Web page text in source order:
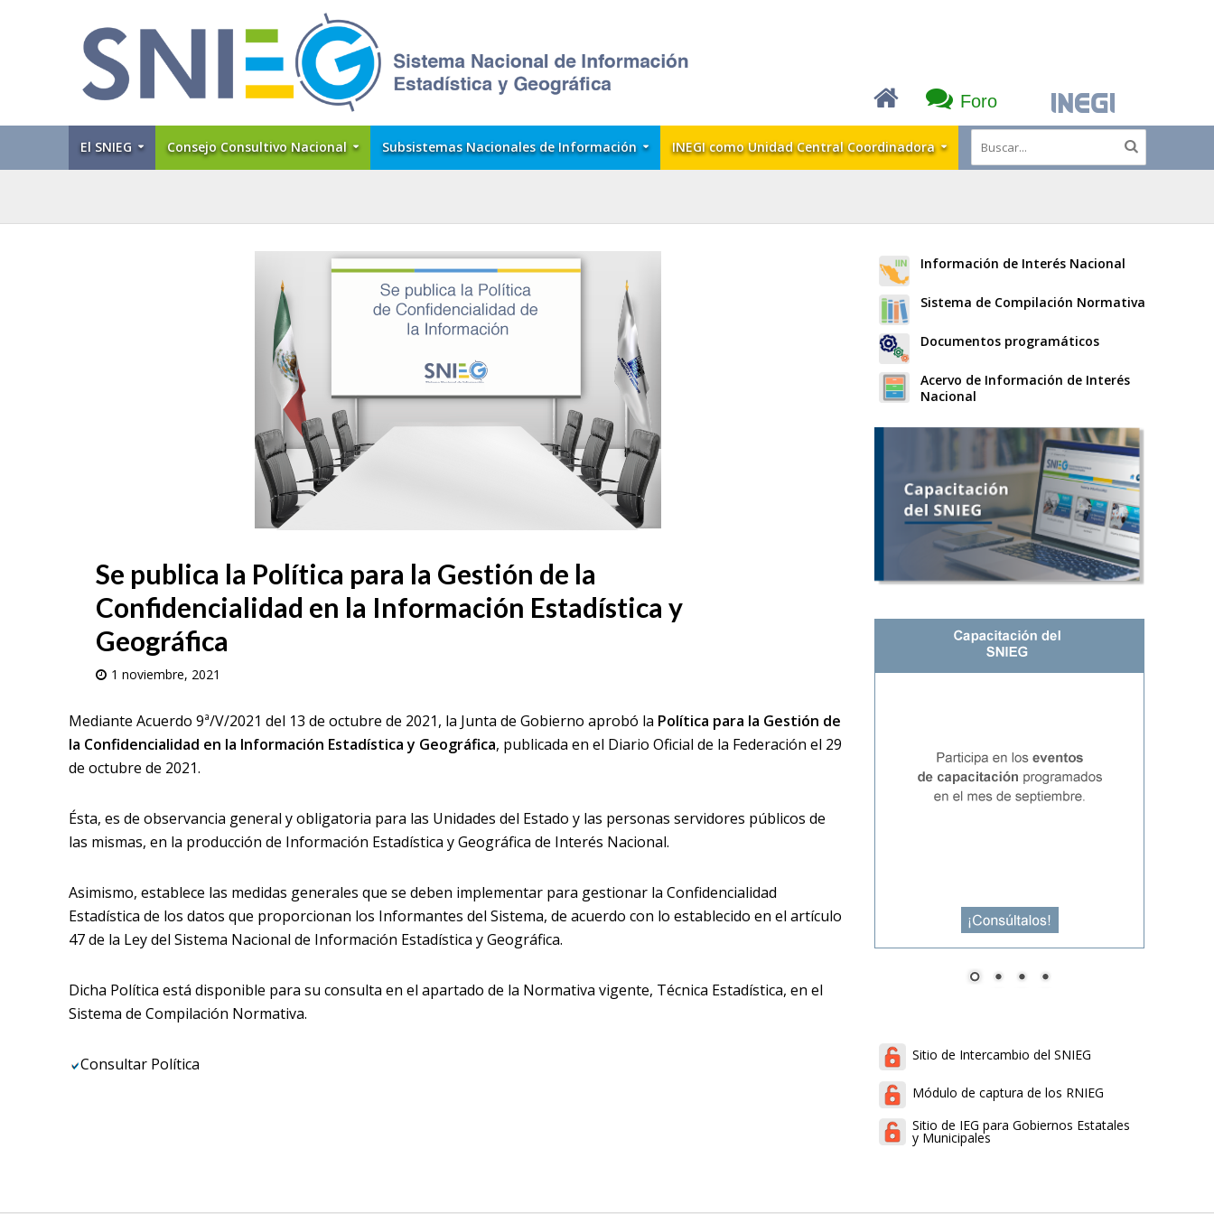
Foro
El SNIEG Consejo Consultivo Nacional Subsistemas Nacionales de Información INEGI como Unidad Central Coordinadora
Se publica la Política para la Gestión de la
Confidencialidad en la Información Estadística y
Geográfica
1 noviembre, 2021
Mediante Acuerdo 9ª/V/2021 del 13 de octubre de 2021, la Junta de Gobierno aprobó la Política para la Gestión de
la Confidencialidad en la Información Estadística y Geográfica, publicada en el Diario Oficial de la Federación el 29
de octubre de 2021.
Ésta, es de observancia general y obligatoria para las Unidades del Estado y las personas servidores públicos de
las mismas, en la producción de Información Estadística y Geográfica de Interés Nacional.
Asimismo, establece las medidas generales que se deben implementar para gestionar la Confidencialidad
Estadística de los datos que proporcionan los Informantes del Sistema, de acuerdo con lo establecido en el artículo
47 de la Ley del Sistema Nacional de Información Estadística y Geográfica.
Dicha Política está disponible para su consulta en el apartado de la Normativa vigente, Técnica Estadística, en el
Sistema de Compilación Normativa.
Consultar Política
Información de Interés Nacional
Sistema de Compilación Normativa
Documentos programáticos
Acervo de Información de Interés
Nacional
Sitio de Intercambio del SNIEG
Módulo de captura de los RNIEG
Sitio de IEG para Gobiernos Estatales
y Municipales